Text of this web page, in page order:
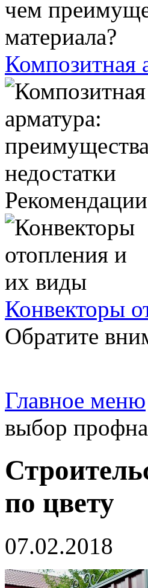
Композитная
Конвекторы
Обратите
Главное меню
выбор
по цвету
07.02.2018